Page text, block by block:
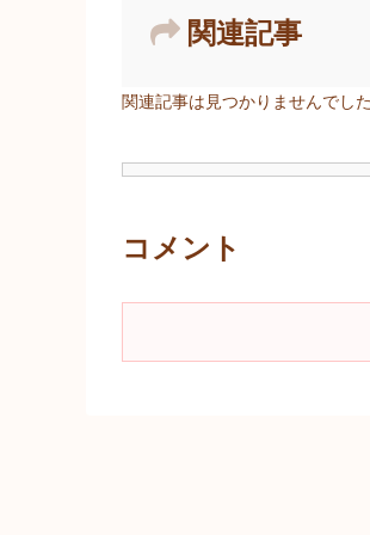
関連記事
関連記事は見つかりませんでした
コメント